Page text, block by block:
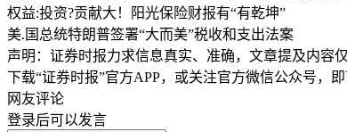
权益:投资?贡献大！阳光保险财报有“有乾坤”
美.国总统特朗普签署“大而美”税收和支出法案
声明：证券时报力求信息真实、准确，文章提及内容
下载“证券时报”官方APP，或关注官方微信公众号，
网友评论
登录后可以发言